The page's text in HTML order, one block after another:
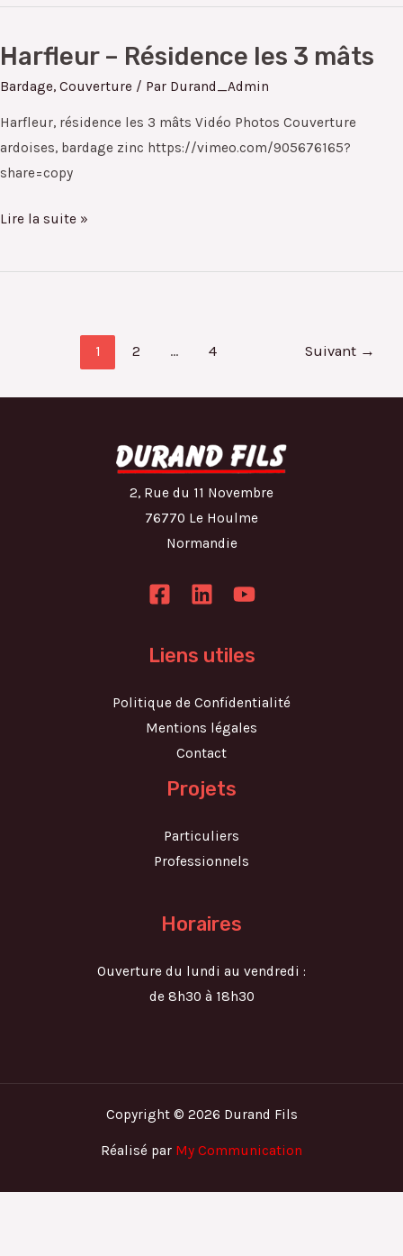
Harfleur – Résidence les 3 mâts
Bardage, Couverture / Par Durand_Admin
Harfleur, résidence les 3 mâts Vidéo Photos Couverture
ardoises, bardage zinc https://vimeo.com/905676165?
share=copy
Harfleur
–
les
3
mâts
Lire la suite »
1 2 … 4 Suivant →
2, Rue du 11 Novembre
76770 Le Houlme
Normandie
Liens utiles
Politique de Confidentialité
Mentions légales
Contact
Projets
Particuliers
Professionnels
Horaires
Ouverture du lundi au vendredi :
de 8h30 à 18h30
Copyright © 2026 Durand Fils
Réalisé par My Communication